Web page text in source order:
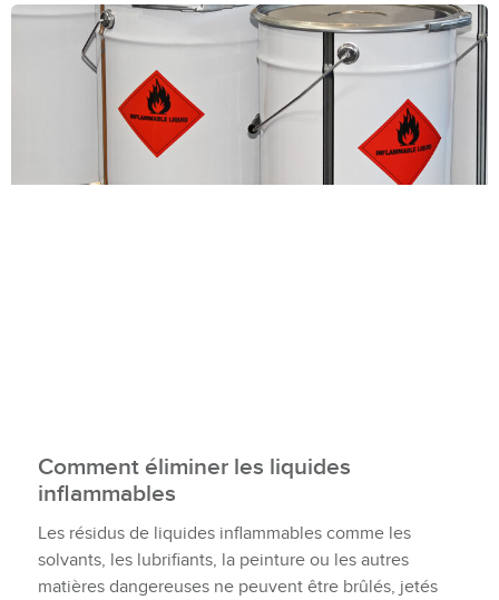
Comment éliminer les liquides
inflammables
Les résidus de liquides inflammables comme les
solvants, les lubrifiants, la peinture ou les autres
matières dangereuses ne peuvent être brûlés, jetés